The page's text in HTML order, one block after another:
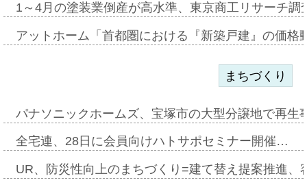
1～4月の塗装業倒産が高水準、東京商工リサーチ
アットホーム「首都圏における『新築戸建』の価
まちづくり
パナソニックホームズ、宝塚市の大型分譲地で再
全宅連、28日に会員向けハトサポセミナー開催…
UR、防災性向上のまちづくり=建て替え提案推進